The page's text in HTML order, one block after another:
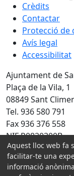
Crèdits
Contactar
Protecció de
Avís legal
Accessibilitat
Ajuntament de
Plaça de la Vila, 1
08849 Sant
Tel. 936 580 791
Fax 936 376 558
NIF P0820300B
Amb la
Aquest lloc web fa
facilitar-te una
informació